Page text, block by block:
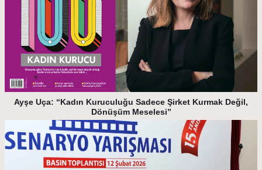
Ayşe Uça: “Kadın Kuruculuğu Sadece Şirket Kurmak Değil,
Dönüşüm Meselesi”